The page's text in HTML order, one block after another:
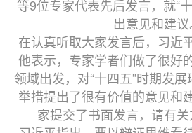
等9位专家代表先后发言，就“
出意见和建议
在认真听取大家发言后，习近
他表示，专家学者们做了很好
领域出发，对“十四五”时期发展
举措提出了很有价值的意见和
家提交了书面发言，请有关